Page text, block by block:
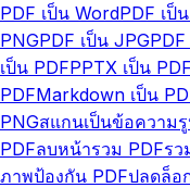
PDF เป็น WordPDF เป็
PNGPDF เป็น JPG
เป็น PDFPPTX เป็น PDF
PDFMarkdown เป็น
PNGสแกนเป็นข้อความ
PDFลบหน้ารวม PDFรว
ภาพป้องกัน PDFปลดล็อ